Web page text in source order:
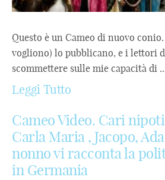
Questo è un Cameo di nuovo
vogliono) lo pubblicano, e i lettori
scommettere sulle mie capacità di
Leggi Tutto
Cameo Video. Cari
Carla Maria , Jacopo,
nonno vi racconta la
in Germania